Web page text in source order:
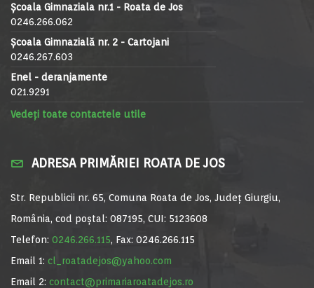
Școala Gimnaziala nr.1 - Roata de Jos
0246.266.062
Școala Gimnazială nr. 2 - Cartojani
0246.267.603
Enel - deranjamente
021.9291
Vedeți toate contactele utile
ADRESA PRIMĂRIEI ROATA DE JOS
Str. Republicii nr. 65, Comuna Roata de Jos, Județ Giurgiu,
România, cod poștal: 087195, CUI: 5123608
Telefon: 0246.266.115, Fax: 0246.266.115
Email 1: cl_roatadejos@yahoo.com
Email 2: contact@primariaroatadejos.ro